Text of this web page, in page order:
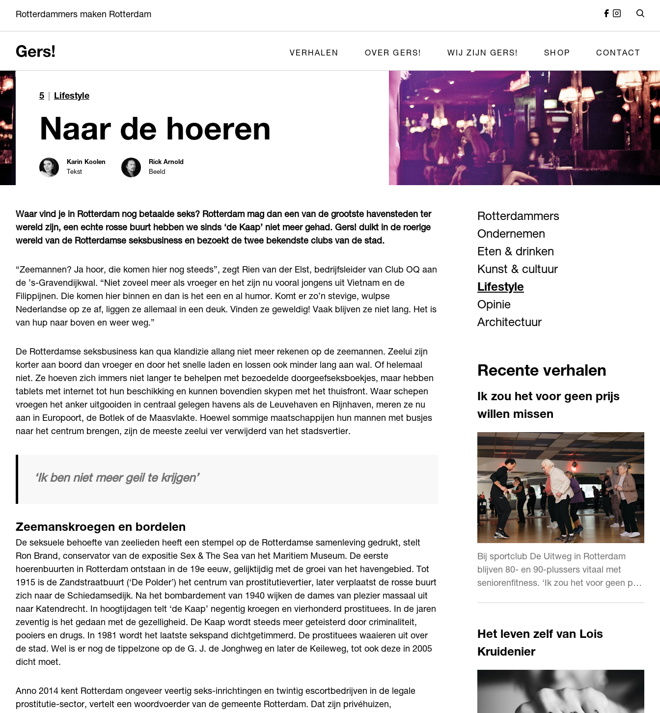
Rotterdammers maken Rotterdam
VERHALEN OVER GERS! WIJ ZIJN GERS! SHOP CONTACT
5 Lifestyle
Naar de hoeren
Karin Koolen
Tekst
Rick Arnold
Beeld
Waar vind je in Rotterdam nog betaalde seks? Rotterdam mag dan een van de grootste havensteden ter
wereld zijn, een echte rosse buurt hebben we sinds ‘de Kaap’ niet meer gehad. Gers! duikt in de roerige
wereld van de Rotterdamse seksbusiness en bezoekt de twee bekendste clubs van de stad.
“Zeemannen? Ja hoor, die komen hier nog steeds”, zegt Rien van der Elst, bedrijfsleider van Club OQ aan
de ’s-Gravendijkwal. “Niet zoveel meer als vroeger en het zijn nu vooral jongens uit Vietnam en de
Filippijnen. Die komen hier binnen en dan is het een en al humor. Komt er zo’n stevige, wulpse
Nederlandse op ze af, liggen ze allemaal in een deuk. Vinden ze geweldig! Vaak blijven ze niet lang. Het is
van hup naar boven en weer weg.”
De Rotterdamse seksbusiness kan qua klandizie allang niet meer rekenen op de zeemannen. Zeelui zijn
korter aan boord dan vroeger en door het snelle laden en lossen ook minder lang aan wal. Of helemaal
niet. Ze hoeven zich immers niet langer te behelpen met bezoedelde doorgeefseksboekjes, maar hebben
tablets met internet tot hun beschikking en kunnen bovendien skypen met het thuisfront. Waar schepen
vroegen het anker uitgooiden in centraal gelegen havens als de Leuvehaven en Rijnhaven, meren ze nu
aan in Europoort, de Botlek of de Maasvlakte. Hoewel sommige maatschappijen hun mannen met busjes
naar het centrum brengen, zijn de meeste zeelui ver verwijderd van het stadsvertier.
‘Ik ben niet meer geil te krijgen’
Zeemanskroegen en bordelen
De seksuele behoefte van zeelieden heeft een stempel op de Rotterdamse samenleving gedrukt, stelt
Ron Brand, conservator van de expositie Sex & The Sea van het Maritiem Museum. De eerste
hoerenbuurten in Rotterdam ontstaan in de 19e eeuw, gelijktijdig met de groei van het havengebied. Tot
1915 is de Zandstraatbuurt (‘De Polder’) het centrum van prostitutievertier, later verplaatst de rosse buurt
zich naar de Schiedamsedijk. Na het bombardement van 1940 wijken de dames van plezier massaal uit
naar Katendrecht. In hoogtijdagen telt ‘de Kaap’ negentig kroegen en vierhonderd prostituees. In de jaren
zeventig is het gedaan met de gezelligheid. De Kaap wordt steeds meer geteisterd door criminaliteit,
pooiers en drugs. In 1981 wordt het laatste sekspand dichtgetimmerd. De prostituees waaieren uit over
de stad. Wel is er nog de tippelzone op de G. J. de Jonghweg en later de Keileweg, tot ook deze in 2005
dicht moet.
Anno 2014 kent Rotterdam ongeveer veertig seks-inrichtingen en twintig escortbedrijven in de legale
prostitutie-sector, vertelt een woordvoerder van de gemeente Rotterdam. Dat zijn privéhuizen,
Rotterdammers
Ondernemen
Eten & drinken
Kunst & cultuur
Lifestyle
Opinie
Architectuur
Recente verhalen
Ik zou het voor geen prijs
willen missen
Bij sportclub De Uitweg in Rotterdam
blijven 80- en 90-plussers vitaal met
seniorenfitness. ‘Ik zou het voor geen prijs
Het leven zelf van Lois
Kruidenier